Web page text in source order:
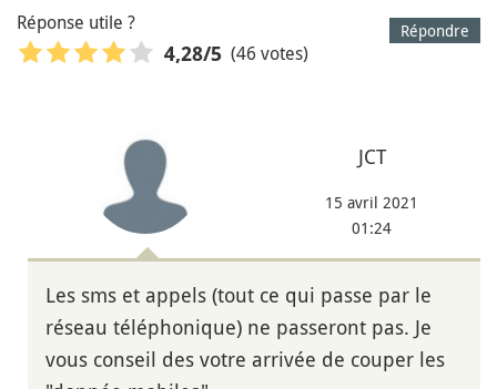
Répondre
Réponse utile ?
4,28/5 (46 votes)
JCT
15 avril 2021
01:24
Les sms et appels (tout ce qui passe par le
réseau téléphonique) ne passeront pas. Je
vous conseil des votre arrivée de couper les